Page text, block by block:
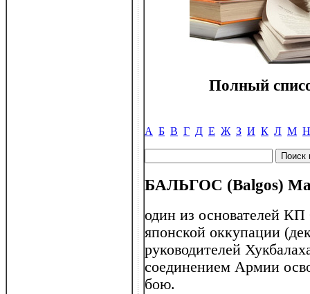
Полный
А Б В Г Д Е Ж З И К Л М Н
БАЛЬГОС (Balgos)
один из основателей
японской оккупации
руководителей
соединением Армии
бою.